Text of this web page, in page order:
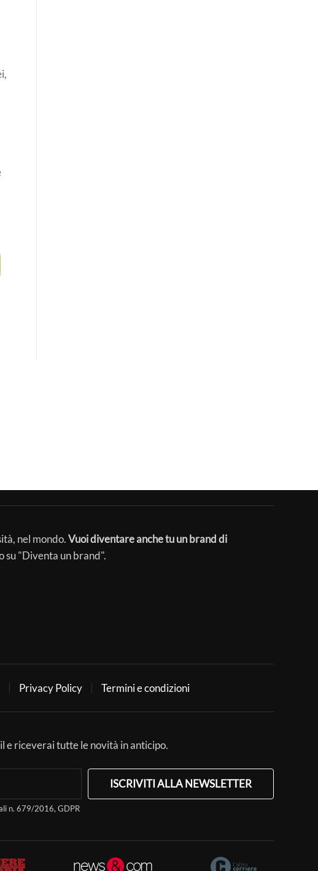
nel mondo.Vuoi diventare anche tu un brand di
su "Diventa un brand".
Privacy Policy Termini e condizioni
e riceverai tutte le novità in anticipo.
ISCRIVITI ALLA NEWSLETTER
n. 679/2016, GDPR